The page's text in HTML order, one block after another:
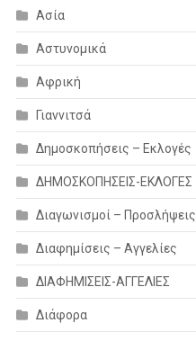
Ασία
Αστυνομικά
Αφρική
Γιαννιτσά
Δημοσκοπήσεις – Εκλογές
ΔΗΜΟΣΚΟΠΗΣΕΙΣ-ΕΚΛΟΓΕΣ
Διαγωνισμοί – Προσλήψεις
Διαφημίσεις – Αγγελίες
ΔΙΑΦΗΜΙΣΕΙΣ-ΑΓΓΕΛΙΕΣ
Διάφορα